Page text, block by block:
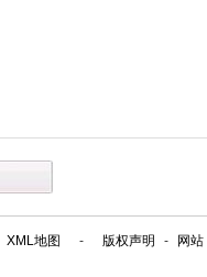
XML地图 - 版权声明 -
网站